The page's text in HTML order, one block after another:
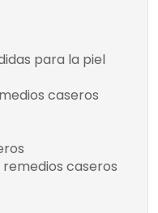
para la piel
caseros
vera caseros